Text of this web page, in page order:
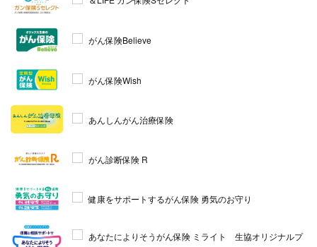
がん保険Believe
がん保険Wish
あんしんがん治療保険
がん診断保険 R
健康をサポートするがん保険 勇気のお守り
あなたによりそうがん保険 ミライト 生協オリジナルプ